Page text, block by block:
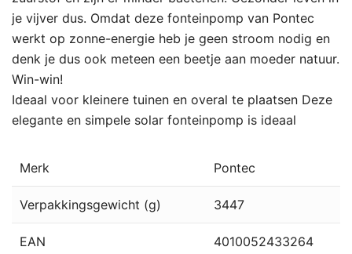
je vijver dus. Omdat deze fonteinpomp van Pontec
werkt op zonne-energie heb je geen stroom nodig en
denk je dus ook meteen een beetje aan moeder natuur.
Win-win!
Ideaal voor kleinere tuinen en overal te plaatsen Deze
elegante en simpele solar fonteinpomp is ideaal
Merk Pontec
Verpakkingsgewicht (g) 3447
EAN 4010052433264